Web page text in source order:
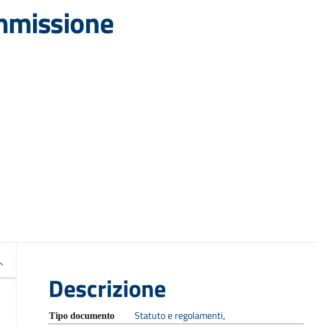
Descrizione
Tipo documento Statuto e regolamenti,